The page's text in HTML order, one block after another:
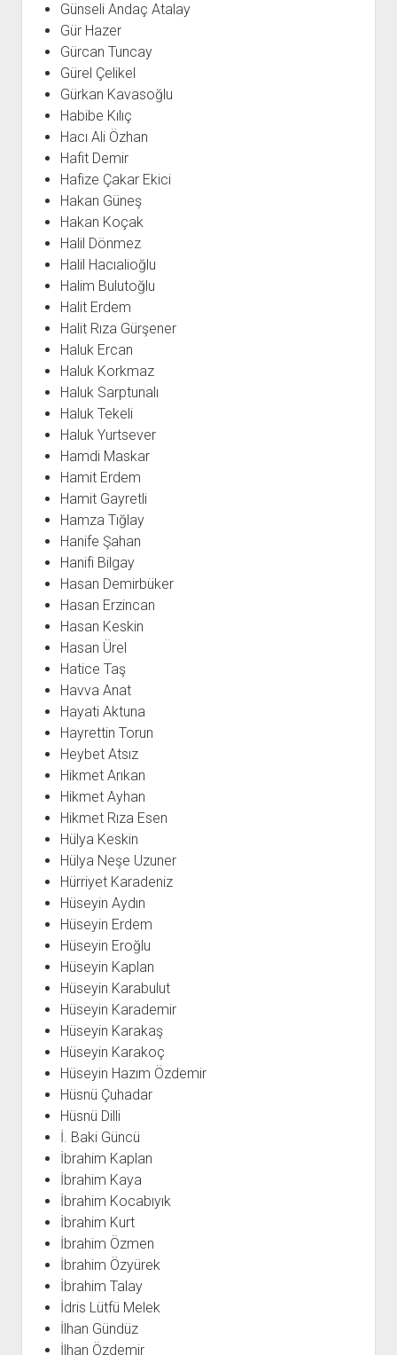
Günseli Andaç Atalay
Gür Hazer
Gürcan Tuncay
Gürel Çelikel
Gürkan Kavasoğlu
Habibe Kılıç
Hacı Ali Özhan
Hafit Demir
Hafize Çakar Ekici
Hakan Güneş
Hakan Koçak
Halil Dönmez
Halil Hacıalioğlu
Halim Bulutoğlu
Halit Erdem
Halit Rıza Gürşener
Haluk Ercan
Haluk Korkmaz
Haluk Sarptunalı
Haluk Tekeli
Haluk Yurtsever
Hamdi Maskar
Hamit Erdem
Hamit Gayretli
Hamza Tığlay
Hanife Şahan
Hanifi Bilgay
Hasan Demirbüker
Hasan Erzincan
Hasan Keskin
Hasan Ürel
Hatice Taş
Havva Anat
Hayati Aktuna
Hayrettin Torun
Heybet Atsız
Hikmet Arıkan
Hikmet Ayhan
Hikmet Rıza Esen
Hülya Keskin
Hülya Neşe Uzuner
Hürriyet Karadeniz
Hüseyin Aydın
Hüseyin Erdem
Hüseyin Eroğlu
Hüseyin Kaplan
Hüseyin Karabulut
Hüseyin Karademir
Hüseyin Karakaş
Hüseyin Karakoç
Hüseyin Hazım Özdemir
Hüsnü Çuhadar
Hüsnü Dilli
İ. Baki Güncü
İbrahim Kaplan
İbrahim Kaya
İbrahim Kocabıyık
İbrahim Kurt
İbrahim Özmen
İbrahim Özyürek
İbrahim Talay
İdris Lütfü Melek
İlhan Gündüz
İlhan Özdemir